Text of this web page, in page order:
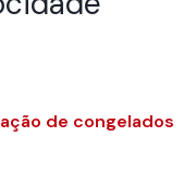
de congelados